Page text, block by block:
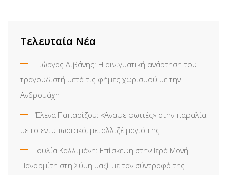
Τελευταία Νέα
Γιώργος Λιβάνης: Η αινιγματική ανάρτηση του
τραγουδιστή μετά τις φήμες χωρισμού με την
Ανδρομάχη
Έλενα Παπαρίζου: «Άναψε φωτιές» στην παραλία
με το εντυπωσιακό, μεταλλιζέ μαγιό της
Ιουλία Καλλιμάνη: Επίσκεψη στην Ιερά Μονή
Πανορμίτη στη Σύμη μαζί με τον σύντροφό της